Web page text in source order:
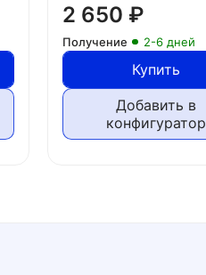
2 650 ₽
Получение 2-6 дней
Купить
Добавить в
конфигуратор